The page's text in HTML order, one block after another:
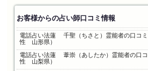
お客様からの占い師口コミ情報
電話占い法蓮 千聖（ちさと）霊能者の口コ
性 山形県）
電話占い法蓮 葦崇（あしたか）霊能者の口
性 山梨県）